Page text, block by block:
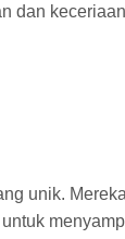
dan
unik.